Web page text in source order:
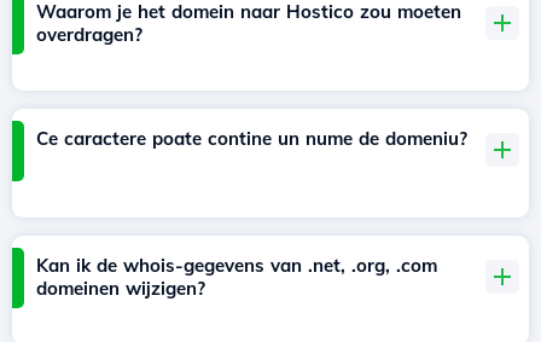
Waarom je het domein naar Hostico zou moeten
overdragen?
Ce caractere poate contine un nume de domeniu?
Kan ik de whois-gegevens van .net, .org, .com
domeinen wijzigen?